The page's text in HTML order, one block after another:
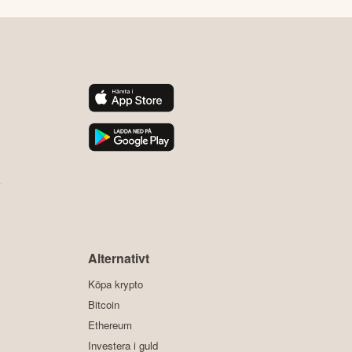
Alternativt
Köpa krypto
Bitcoin
Ethereum
Investera i guld